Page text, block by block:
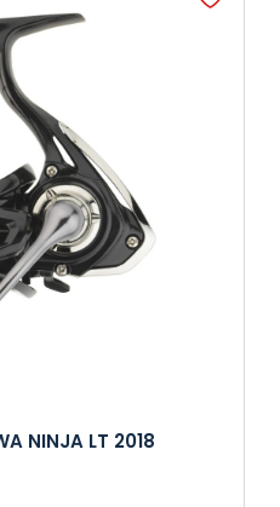
NINJA LT 2018